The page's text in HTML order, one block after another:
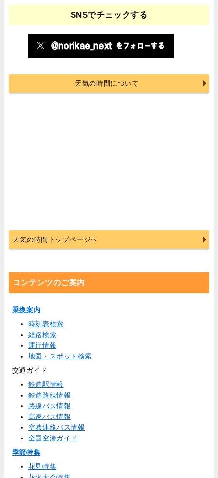
SNSでチェックする
天気の時間について
天気の時間トップページへ
コンテンツのご案内
乗換案内
時刻表検索
経路検索
運行情報
地図・スポット検索
交通ガイド
鉄道駅情報
鉄道路線情報
路線バス情報
高速バス情報
空港連絡バス情報
全国空港ガイド
季節特集
花見特集